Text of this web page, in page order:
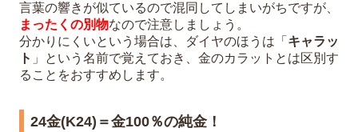
言葉の響きが似ているので混同してしまいがちですが、
まったくの別物なので注意しましょう。
分かりにくいという場合は、ダイヤのほうは「 キャラッ
ト 」という名前で覚えておき、金のカラットとは区別す
ることをおすすめします。
24金(K24)＝金100％の純金！